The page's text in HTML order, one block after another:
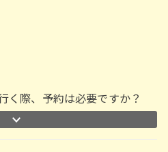
く際、予約は必要ですか？